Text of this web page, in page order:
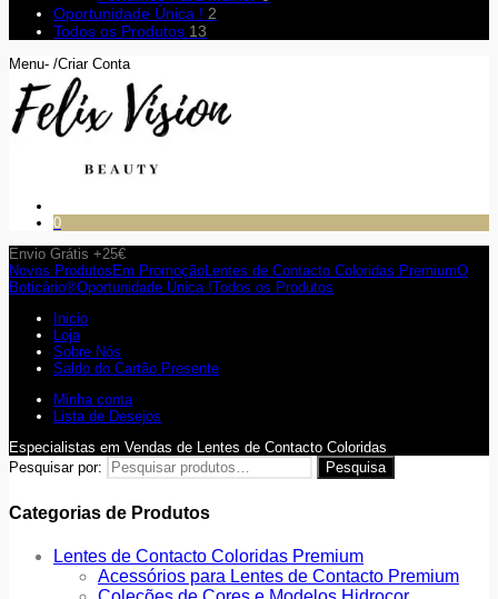
Oportunidade Única ! 2
Todos os Produtos 13
Menu- /Criar Conta
0
Envio Grátis +25€
Novos Produtos Em Promoção Lentes de Contacto Coloridas PremiumO
Boticário®Oportunidade Única !Todos os Produtos
Inicio
Loja
Sobre Nós
Saldo do Cartão Presente
Minha conta
Lista de Desejos
Especialistas em Vendas de Lentes de Contacto Coloridas
Pesquisar por:
Pesquisa
Categorias de Produtos
Lentes de Contacto Coloridas Premium
Acessórios para Lentes de Contacto Premium